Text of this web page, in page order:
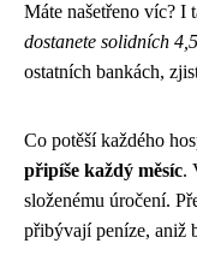
Máte našetřeno víc? I
dostanete solidních
ostatních bankách,
Co potěší každého
připíše každý měsíc.
složenému úročení.
přibývají peníze, aniž